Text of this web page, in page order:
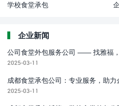
学校食堂承包
企业新闻
公司食堂外包服务公司 —— 找雅福
2025-03-11
成都食堂承包公司：专业服务，助力
2025-03-11